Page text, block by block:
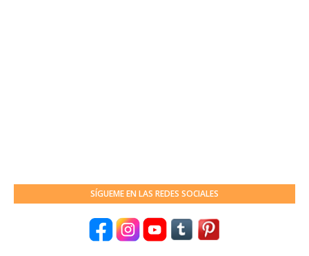
SÍGUEME EN LAS REDES SOCIALES